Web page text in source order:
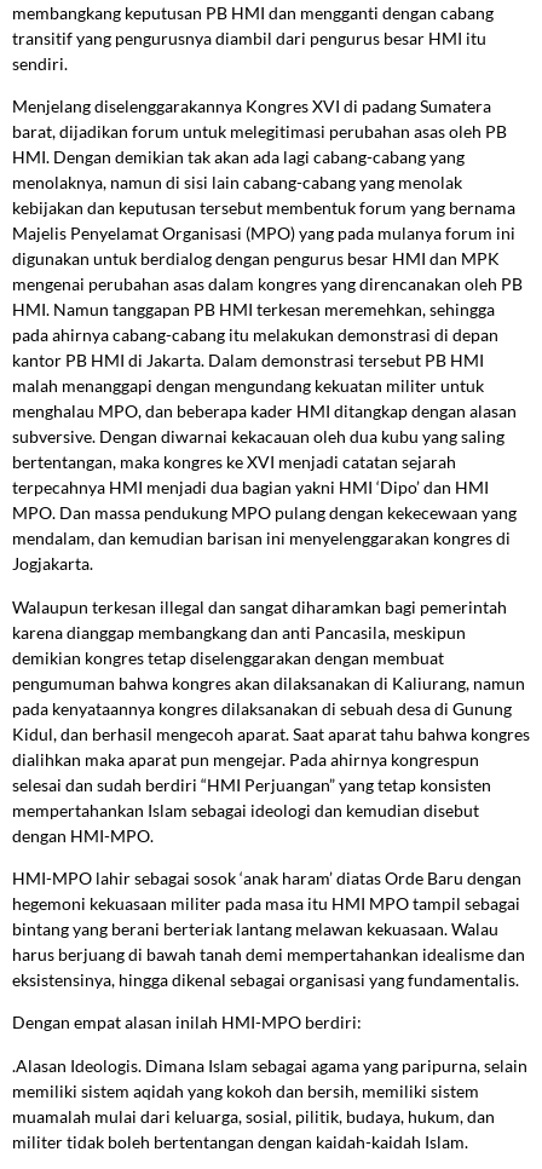
membangkang keputusan PB HMI dan mengganti dengan cabang
transitif yang pengurusnya diambil dari pengurus besar HMI itu
sendiri.
Menjelang diselenggarakannya Kongres XVI di padang Sumatera
barat, dijadikan forum untuk melegitimasi perubahan asas oleh PB
HMI. Dengan demikian tak akan ada lagi cabang-cabang yang
menolaknya, namun di sisi lain cabang-cabang yang menolak
kebijakan dan keputusan tersebut membentuk forum yang bernama
Majelis Penyelamat Organisasi (MPO) yang pada mulanya forum ini
digunakan untuk berdialog dengan pengurus besar HMI dan MPK
mengenai perubahan asas dalam kongres yang direncanakan oleh PB
HMI. Namun tanggapan PB HMI terkesan meremehkan, sehingga
pada ahirnya cabang-cabang itu melakukan demonstrasi di depan
kantor PB HMI di Jakarta. Dalam demonstrasi tersebut PB HMI
malah menanggapi dengan mengundang kekuatan militer untuk
menghalau MPO, dan beberapa kader HMI ditangkap dengan alasan
subversive. Dengan diwarnai kekacauan oleh dua kubu yang saling
bertentangan, maka kongres ke XVI menjadi catatan sejarah
terpecahnya HMI menjadi dua bagian yakni HMI ‘Dipo’ dan HMI
MPO. Dan massa pendukung MPO pulang dengan kekecewaan yang
mendalam, dan kemudian barisan ini menyelenggarakan kongres di
Jogjakarta.
Walaupun terkesan illegal dan sangat diharamkan bagi pemerintah
karena dianggap membangkang dan anti Pancasila, meskipun
demikian kongres tetap diselenggarakan dengan membuat
pengumuman bahwa kongres akan dilaksanakan di Kaliurang, namun
pada kenyataannya kongres dilaksanakan di sebuah desa di Gunung
Kidul, dan berhasil mengecoh aparat. Saat aparat tahu bahwa kongres
dialihkan maka aparat pun mengejar. Pada ahirnya kongrespun
selesai dan sudah berdiri “HMI Perjuangan” yang tetap konsisten
mempertahankan Islam sebagai ideologi dan kemudian disebut
dengan HMI-MPO.
HMI-MPO lahir sebagai sosok ‘anak haram’ diatas Orde Baru dengan
hegemoni kekuasaan militer pada masa itu HMI MPO tampil sebagai
bintang yang berani berteriak lantang melawan kekuasaan. Walau
harus berjuang di bawah tanah demi mempertahankan idealisme dan
eksistensinya, hingga dikenal sebagai organisasi yang fundamentalis.
Dengan empat alasan inilah HMI-MPO berdiri:
.Alasan Ideologis. Dimana Islam sebagai agama yang paripurna, selain
memiliki sistem aqidah yang kokoh dan bersih, memiliki sistem
muamalah mulai dari keluarga, sosial, pilitik, budaya, hukum, dan
militer tidak boleh bertentangan dengan kaidah-kaidah Islam.